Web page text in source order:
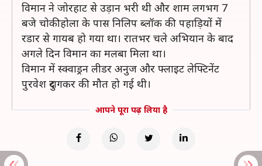
विमान ने जोरहाट से उड़ान भरी थी और शाम लगभग 7
बजे चोकीहोला के पास निलिप ब्लॉक की पहाड़ियों में
रडार से गायब हो गया था। रातभर चले अभियान के बाद
अगले दिन विमान का मलबा मिला था।
विमान में स्क्वाड्रन लीडर अनुज और फ्लाइट लेफ्टिनेंट
पुरवेश दुरागकर की मौत हो गई थी।
आपने पूरा पढ़ लिया है